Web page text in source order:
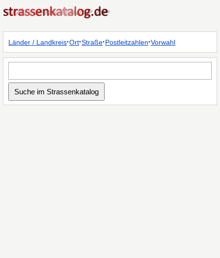
Länder / Landkreis·Ort·Straße·Postleitzahlen·Vorwahl